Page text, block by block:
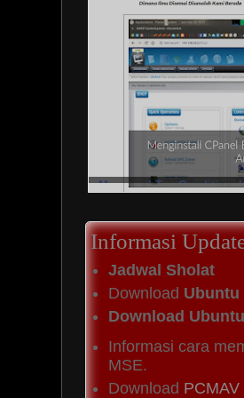
Informasi
Jadwal Sholat
Download Ubuntu
Download
Informasi cara
MSE.
Download